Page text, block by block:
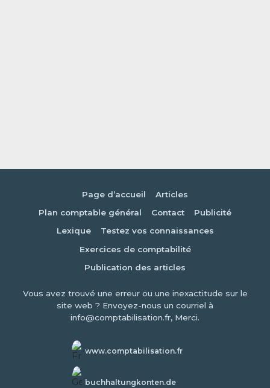
Page d’accueil
Articles
Plan comptable général
Contact
Publicité
Lexique
Testez vos connaissances
Exercices de comptabilité
Publication des articles
Vous avez trouvé une erreur ou une inexactitude sur le
site web ? Envoyez-nous un courriel à
info@comptabilisation.fr, Merci.
www.comptabilisation.fr
buchhaltungkonten.de